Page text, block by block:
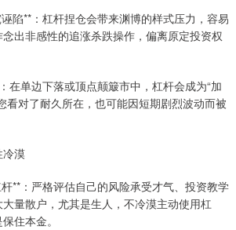
陷**：杠杆捏仓会带来渊博的样式压力，容易
出非感性的追涨杀跌操作，偏离原定投资权
在单边下落或顶点颠簸市中，杠杆会成为“加
看对了耐久所在，也可能因短期剧烈波动而被
冷漠
**：严格评估自己的风险承受才气、投资教学
量散户，尤其是生人，不冷漠主动使用杠
住本金。